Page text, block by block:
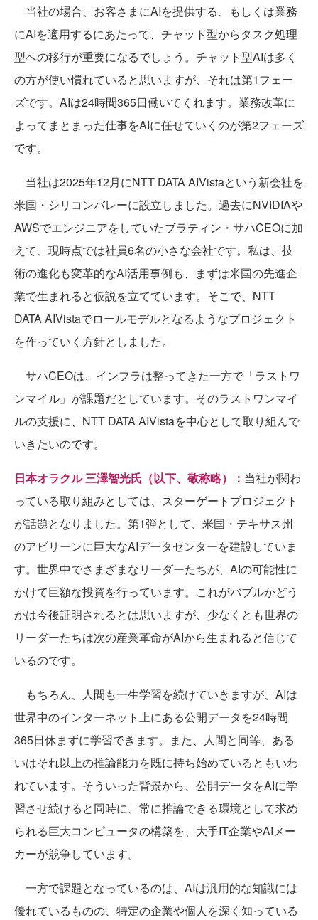
当社の場合、お客さまにAIを提供する、もしくは業務
にAIを適用するにあたって、チャット型からタスク処理
型への移行が重要になるでしょう。チャット型AIは多く
の方が使い慣れていると思いますが、それは第1フェー
ズです。AIは24時間365日働いてくれます。業務改革に
よってまとまった仕事をAIに任せていくのが第2フェーズ
です。
当社は2025年12月にNTT DATA AIVistaという新会社を
米国・シリコンバレーに設立しました。過去にNVIDIAや
AWSでエンジニアをしていたブラティン・サハCEOに加
えて、現時点では社員6名の小さな会社です。私は、技
術の進化も変革的なAI活用事例も、まずは米国の先進企
業で生まれると仮説を立てています。そこで、NTT
DATA AIVistaでロールモデルとなるようなプロジェクト
を作っていく方針としました。
サハCEOは、インフラは整ってきた一方で「ラストワ
ンマイル」が課題だとしています。そのラストワンマイ
ルの支援に、NTT DATA AIVistaを中心として取り組んで
いきたいのです。
日本オラクル 三澤智光氏（以下、敬称略）： 当社が関わ
っている取り組みとしては、スターゲートプロジェクト
が話題となりました。第1弾として、米国・テキサス州
のアビリーンに巨大なAIデータセンターを建設していま
す。世界中でさまざまなリーダーたちが、AIの可能性に
かけて巨額な投資を行っています。これがバブルかどう
かは今後証明されるとは思いますが、少なくとも世界の
リーダーたちは次の産業革命がAIから生まれると信じて
いるのです。
もちろん、人間も一生学習を続けていきますが、AIは
世界中のインターネット上にある公開データを24時間
365日休まずに学習できます。また、人間と同等、ある
いはそれ以上の推論能力を既に持ち始めているともいわ
れています。そういった背景から、公開データをAIに学
習させ続けると同時に、常に推論できる環境として求め
られる巨大コンピュータの構築を、大手IT企業やAIメー
カーが競争しています。
一方で課題となっているのは、AIは汎用的な知識には
優れているものの、特定の企業や個人を深く知っている